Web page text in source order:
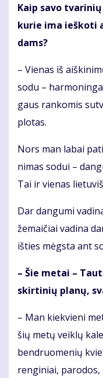
Kaip sa­vo
ku­rie ima ieš­ko­ti
dams?
– Vie­nas iš
so­du –
gaus ran­ko­mis
plo­tas.
Nors man la­bai
ni­mas so­dui –
Tai ir vie­nas
Dar dan­gu­mi
že­mai­čiai va­di­na
iš­ties mėgs­ta ant
– Šie me­tai –
skir­ti­nių pla­nų,
– Man kiek­vie­ni
šių me­tų veik­lų
ben­druo­me­nių
ren­gi­niai,